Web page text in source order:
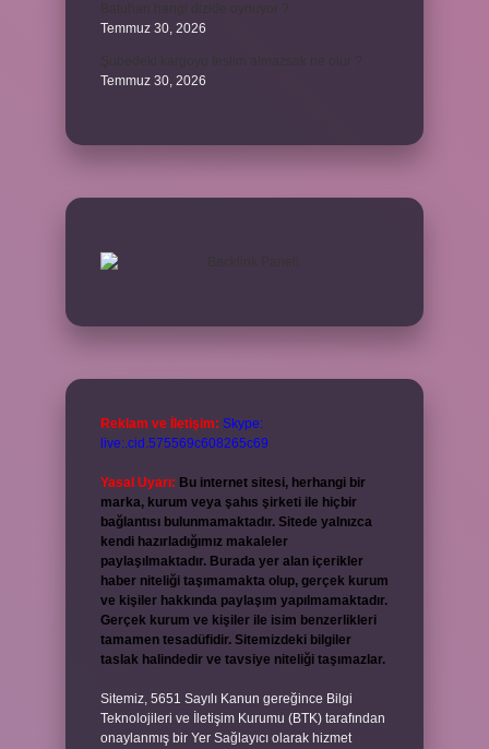
Temmuz 30, 2026
Temmuz 30, 2026
Reklam ve İletişim: Skype:
live:.cid.575569c608265c69
Yasal Uyarı: Bu internet sitesi, herhangi bir
marka, kurum veya şahıs şirketi ile hiçbir
bağlantısı bulunmamaktadır. Sitede yalnızca
kendi hazırladığımız makaleler
paylaşılmaktadır. Burada yer alan içerikler
haber niteliği taşımamakta olup, gerçek kurum
ve kişiler hakkında paylaşım yapılmamaktadır.
Gerçek kurum ve kişiler ile isim benzerlikleri
tamamen tesadüfidir. Sitemizdeki bilgiler
taslak halindedir ve tavsiye niteliği taşımazlar.
Sitemiz, 5651 Sayılı Kanun gereğince Bilgi
Teknolojileri ve İletişim Kurumu (BTK) tarafından
onaylanmış bir Yer Sağlayıcı olarak hizmet